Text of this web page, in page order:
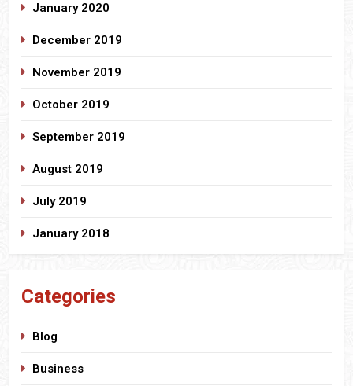
January 2020
December 2019
November 2019
October 2019
September 2019
August 2019
July 2019
January 2018
Categories
Blog
Business